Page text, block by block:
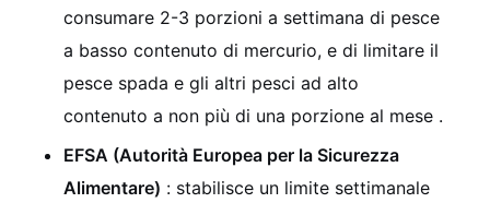
consumare 2-3 porzioni a settimana di pesce
a basso contenuto di mercurio, e di limitare il
pesce spada e gli altri pesci ad alto
contenuto a non più di una porzione al mese .
EFSA (Autorità Europea per la Sicurezza
Alimentare) : stabilisce un limite settimanale